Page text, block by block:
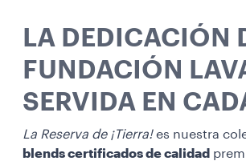
LA DEDICACIÓN
FUNDACIÓN
SERVIDA EN
La Reserva de ¡Tierra!es nuestra
blends certificados de calidad